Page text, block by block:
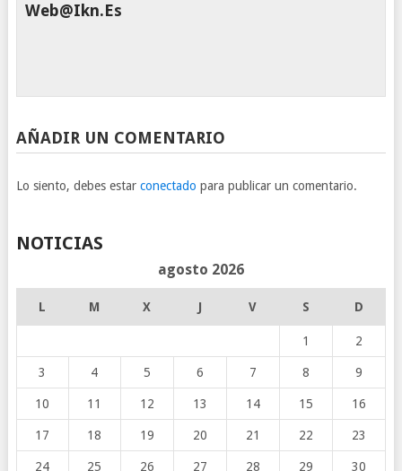
Web@ikn.es
AÑADIR UN COMENTARIO
Lo siento, debes estar conectado para publicar un comentario.
NOTICIAS
agosto 2026
L M X J V S D
1 2
3 4 5 6 7 8 9
10 11 12 13 14 15 16
17 18 19 20 21 22 23
24 25 26 27 28 29 30